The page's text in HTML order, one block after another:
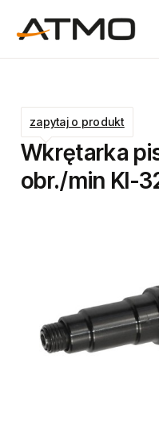
Wkrętarka
obr./min KI-
zapytaj o produkt